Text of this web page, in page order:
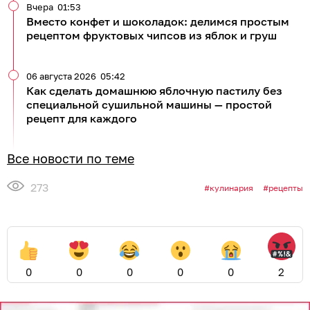
Вместо конфет и шоколадок: делимся простым
рецептом фруктовых чипсов из яблок и груш
Вчера 01:53
Как сделать домашнюю яблочную пастилу без
специальной сушильной машины — простой
рецепт для каждого
06 августа 2026 05:42
Все новости по теме
273 кулинария рецепты
0 0 0 0 0 2